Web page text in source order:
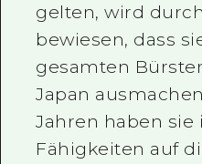
gelten, wird
bewiesen, dass
gesamten
Japan
Jahren haben
Fähigkeiten auf